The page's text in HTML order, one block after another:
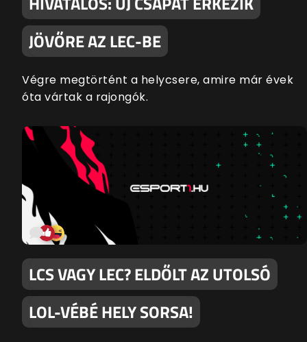
JÖVŐRE AZ LEC-BE
Végre megtörtént a helycsere, amire már évek
óta vártak a rajongók.
LCS VAGY LEC? ELDŐLT AZ UTOLSÓ
LOL-VÉBÉ HELY SORSA!